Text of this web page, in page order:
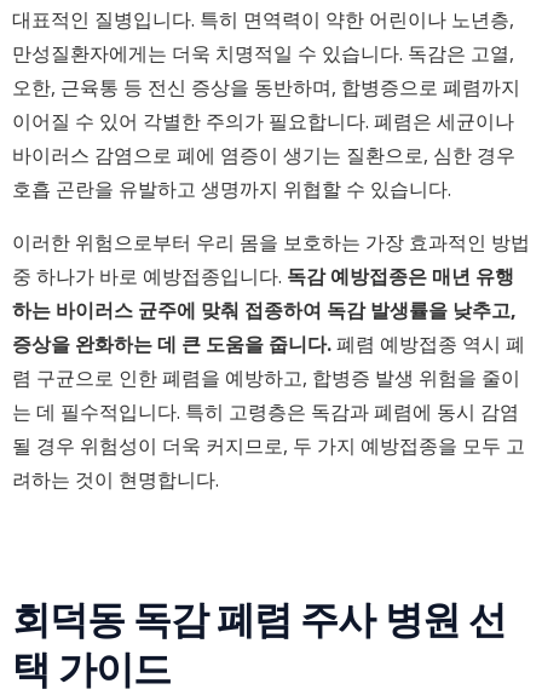
대표적인 질병입니다. 특히 면역력이 약한 어린이나 노년층,
만성질환자에게는 더욱 치명적일 수 있습니다. 독감은 고열,
오한, 근육통 등 전신 증상을 동반하며, 합병증으로 폐렴까지
이어질 수 있어 각별한 주의가 필요합니다. 폐렴은 세균이나
바이러스 감염으로 폐에 염증이 생기는 질환으로, 심한 경우
호흡 곤란을 유발하고 생명까지 위협할 수 있습니다.
이러한 위험으로부터 우리 몸을 보호하는 가장 효과적인 방법
중 하나가 바로 예방접종입니다. 독감 예방접종은 매년 유행
하는 바이러스 균주에 맞춰 접종하여 독감 발생률을 낮추고,
증상을 완화하는 데 큰 도움을 줍니다.폐렴 예방접종 역시 폐
렴 구균으로 인한 폐렴을 예방하고, 합병증 발생 위험을 줄이
는 데 필수적입니다. 특히 고령층은 독감과 폐렴에 동시 감염
될 경우 위험성이 더욱 커지므로, 두 가지 예방접종을 모두 고
려하는 것이 현명합니다.
회덕동 독감 폐렴 주사 병원 선
택 가이드